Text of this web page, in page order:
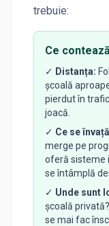
trebuie:
Ce
✓ Distanța:
școală
pierdut în
joacă.
✓ Ce se
merge pe
oferă sisteme
se întâmplă
✓ Unde sunt
școală
se mai fac